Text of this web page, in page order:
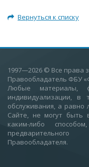
Вернуться к списку
1997—2026 © Все права
Правообладатель ФБУ
Любые материалы,
индивидуализации,
обслуживания, а равно
Сайте, не могут быть
каким-либо
Правообладателя.